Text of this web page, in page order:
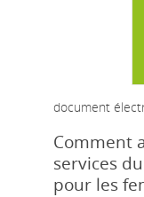
document
Comment
services
pour les